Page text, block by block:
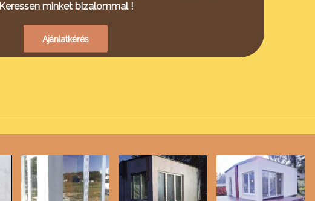
Keressen minket bizalommal !
Ajánlatkérés